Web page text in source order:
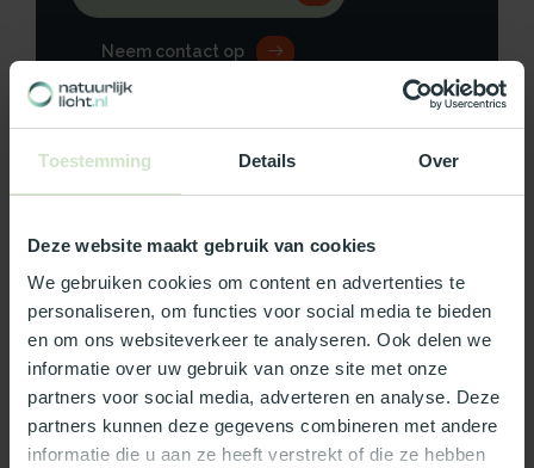
Toestemming Details Over
Deze website maakt gebruik van cookies
We gebruiken cookies om content en advertenties te
personaliseren, om functies voor social media te bieden
en om ons websiteverkeer te analyseren. Ook delen we
informatie over uw gebruik van onze site met onze
partners voor social media, adverteren en analyse. Deze
partners kunnen deze gegevens combineren met andere
informatie die u aan ze heeft verstrekt of die ze hebben
Neem contact op
Productomschrijving
Specificaties
Reviews
Wat ons écht bijzonder maakt:
Officieel Skylux dealer!